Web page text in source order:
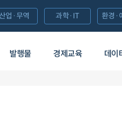
발행물 경제교육 데이
산업·무역 과학·IT 환경·